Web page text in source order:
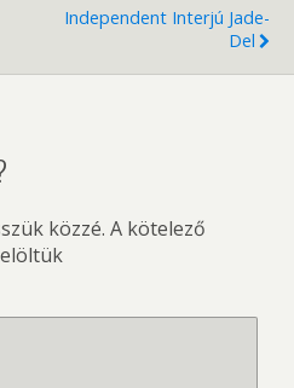
Independent Interjú Jade-
Del
közzé. A kötelező